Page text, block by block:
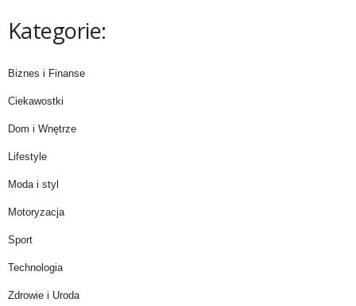
Kategorie:
Biznes i Finanse
Ciekawostki
Dom i Wnętrze
Lifestyle
Moda i styl
Motoryzacja
Sport
Technologia
Zdrowie i Uroda